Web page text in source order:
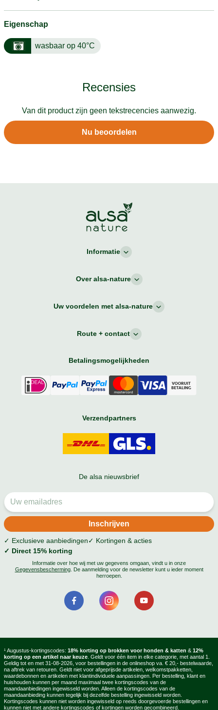
Eigenschap
wasbaar op 40°C
Recensies
Van dit product zijn geen tekstrecencies aanwezig.
Nu beoordelen
Informatie
Over alsa-nature
Uw voordelen met alsa-nature
Route + contact
Betalingsmogelijkheden
Verzendpartners
De alsa nieuwsbrief
✓ Exclusieve aanbiedingen✓ Kortingen & acties
✓ Direct 15% korting
Informatie over hoe wij met uw gegevens omgaan, vindt u in onze
Gegevensbescherming. De aanmelding voor de newsletter kunt u ieder moment
herroepen.
¹ Augustus-kortingscodes: 18% korting op brokken voor honden & katten &12%
korting op een artikel naar keuze. Geldt voor één item in elke categorie, met aantal 1.
Geldig tot en met 31-08-2026, voor bestellingen in de onlineshop va. € 20,- bestelwaarde,
na aftrek van retouren. Geldt niet voor afgeprijsde artikelen, welkomstpakketten,
waardebonnen en artikelen met klantindividuele aanpassingen. Per bestelling, klant en
huishouden kunnen per maand maximaal twee kortingscodes van de
maandaanbiedingen ingewisseld worden. Alleen de kortingscodes van de
maandaanbieding kunnen tegelijk bij dezelfde bestelling ingewisseld worden.
Kortingscodes kunnen niet worden ingewisseld op reeds doorgevoerde bestellingen en
kunnen niet met andere kortingscodes of kortingen worden gecombineerd.